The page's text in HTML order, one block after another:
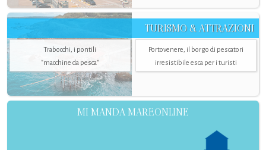
TURISMO & ATTRAZIONI
Trabocchi, i pontili
"macchine da pesca"
Portovenere, il borgo di pescatori
irresistibile esca per i turisti
MI MANDA MAREONLINE